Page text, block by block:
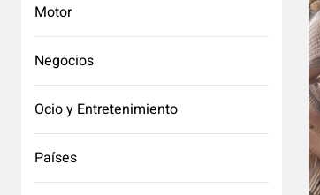
Motor
Negocios
Ocio y Entretenimiento
Países